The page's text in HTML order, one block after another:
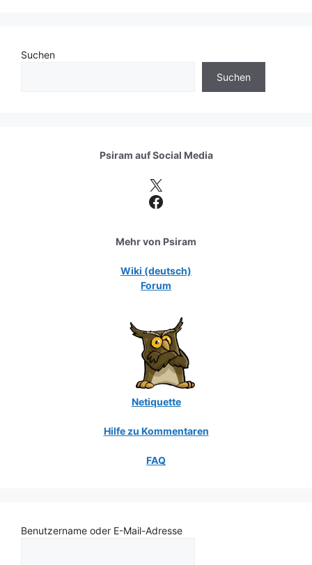
Suchen
Suchen
Psiram aufSocial Media
X
Facebook
Mehr von Psiram
Wiki (deutsch)
Forum
Netiquette
Hilfe zu Kommentaren
FAQ
Benutzername oder E-Mail-Adresse